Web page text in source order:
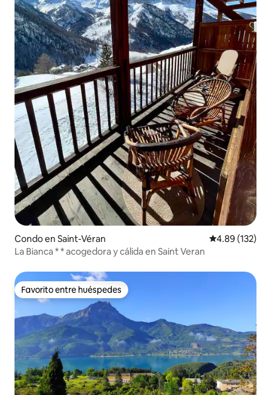
Condo en Saint-Véran Calificación
4.89 (132)
La Bianca * * acogedora y cálida en Saint Veran
Favorito entre huéspedes
Favorito entre huéspedes